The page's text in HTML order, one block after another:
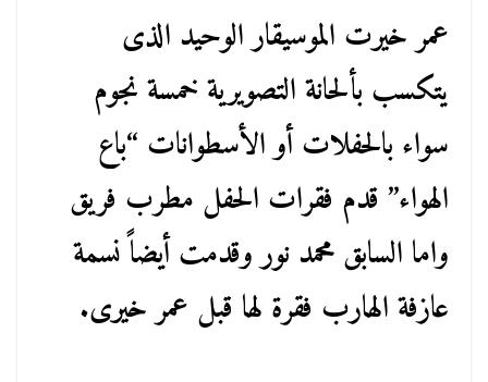
عمر خيرت الموسيقار الوحيد الذى
يتكسب بألحانة التصويرية خمسة نجوم
سواء بالحفلات أو الأسطوانات “باع
الهواء” قدم فقرات الحفل مطرب فريق
واما السابق محمد نور وقدمت أيضاً نسمة
عازفة الهارب فقرة لها قبل عمر خيرى.